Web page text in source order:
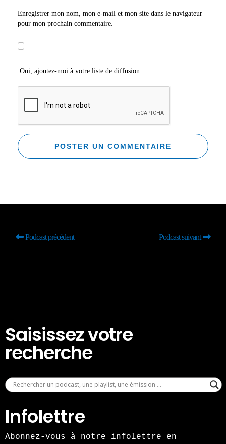
Enregistrer mon nom, mon e-mail et mon site dans le navigateur
pour mon prochain commentaire.
Oui, ajoutez-moi à votre liste de diffusion.
Podcast précédent Podcast suivant
Saisissez votre
recherche
Infolettre
Abonnez-vous à notre infolettre en